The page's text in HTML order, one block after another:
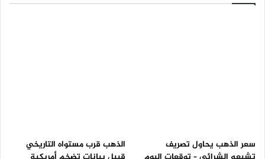
سعر الذهب يحاول تصريف
الذهب قرب مستواه التاريخي